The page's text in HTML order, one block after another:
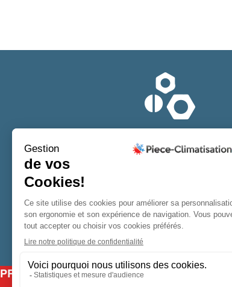
Trouver la pièce qu'il
Toute l’année, votre entreprise et votre
ont besoin d’un climatiseur, que ce soit en
rafraîchir ou en hiver pour vous réchauffer.
En savoir plus
PRO.